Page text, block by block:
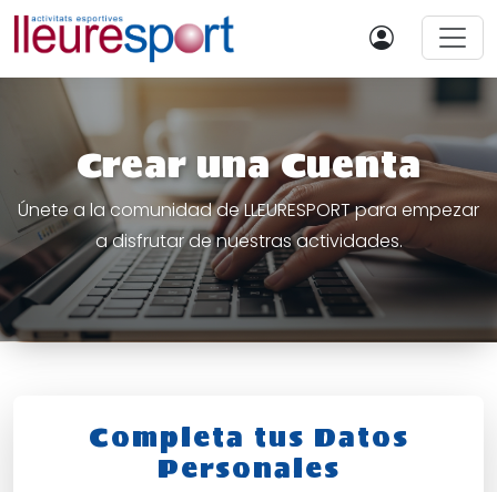
Crear una Cuenta
Únete a la comunidad de LLEURESPORT para empezar
a disfrutar de nuestras actividades.
Completa tus Datos
Personales